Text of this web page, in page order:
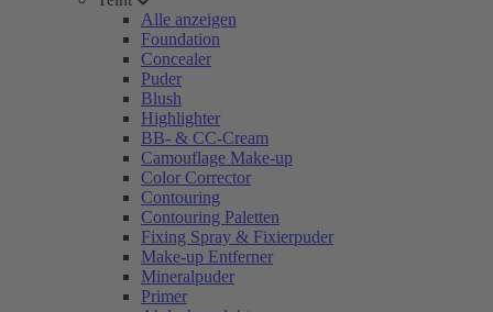
Alle anzeigen
Foundation
Concealer
Puder
Blush
Highlighter
BB- & CC-Cream
Camouflage Make-up
Color Corrector
Contouring
Contouring Paletten
Fixing Spray & Fixierpuder
Make-up Entferner
Mineralpuder
Primer